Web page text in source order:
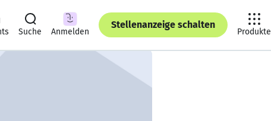
Suche Anmelden
Stellenanzeige schalten
Produkte